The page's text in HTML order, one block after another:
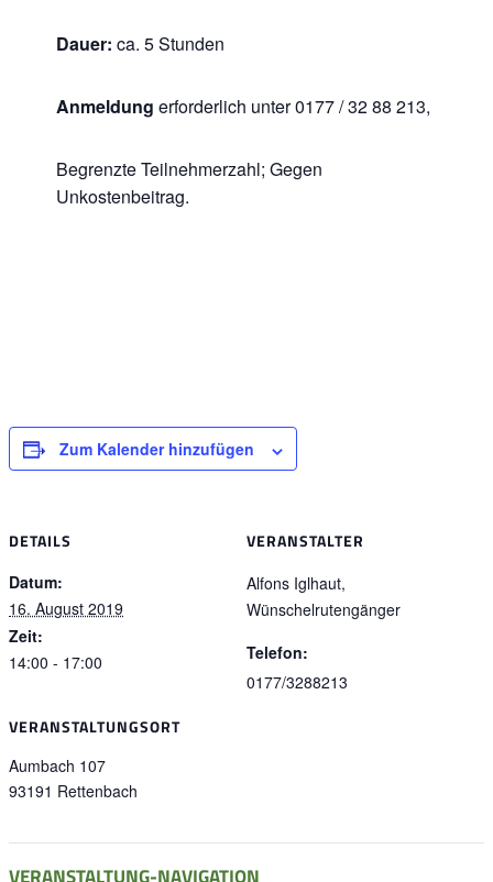
Dauer: ca. 5 Stunden
Anmeldung erforderlich unter 0177 / 32 88 213,
Begrenzte Teilnehmerzahl; Gegen
Unkostenbeitrag.
Zum Kalender hinzufügen
DETAILS
Datum:
16. August 2019
Zeit:
14:00 - 17:00
VERANSTALTUNGSORT
Aumbach 107
93191 Rettenbach
VERANSTALTER
Alfons Iglhaut,
Wünschelrutengänger
Telefon:
0177/3288213